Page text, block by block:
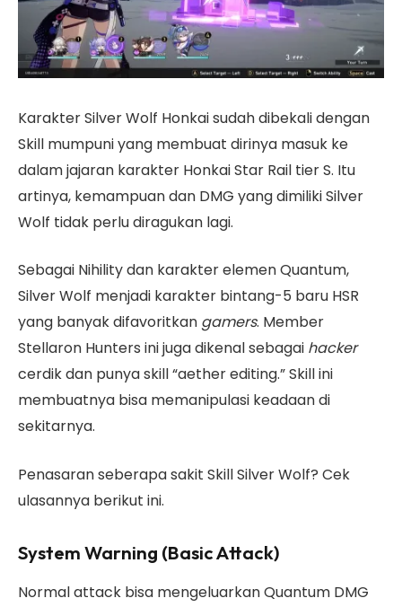
Karakter Silver Wolf Honkai sudah dibekali dengan
Skill mumpuni yang membuat dirinya masuk ke
dalam jajaran karakter Honkai Star Rail tier S. Itu
artinya, kemampuan dan DMG yang dimiliki Silver
Wolf tidak perlu diragukan lagi.
Sebagai Nihility dan karakter elemen Quantum,
Silver Wolf menjadi karakter bintang-5 baru HSR
yang banyak difavoritkan gamers. Member
Stellaron Hunters ini juga dikenal sebagai hacker
cerdik dan punya skill “aether editing.” Skill ini
membuatnya bisa memanipulasi keadaan di
sekitarnya.
Penasaran seberapa sakit Skill Silver Wolf? Cek
ulasannya berikut ini.
System Warning (Basic Attack)
Normal attack bisa mengeluarkan Quantum DMG